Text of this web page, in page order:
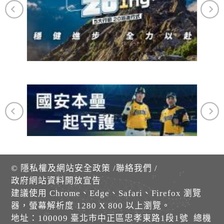
© 隱私權及網站安全政策 /聯絡我們 /
政府網站資料開放宣告
建議使用 Chrome、Edge、Safari、Firefox 瀏覽
器，螢幕解析度 1280 X 800 以上瀏覽。
地址：100009 臺北市中正區忠孝東路1段1號 總機